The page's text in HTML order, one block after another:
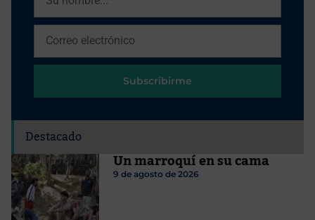
Subscribirme
Destacado
Un marroquí en su cama
9 de agosto de 2026